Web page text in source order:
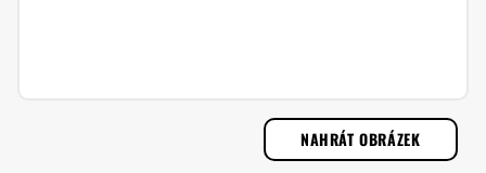
NAHRÁT OBRÁZEK